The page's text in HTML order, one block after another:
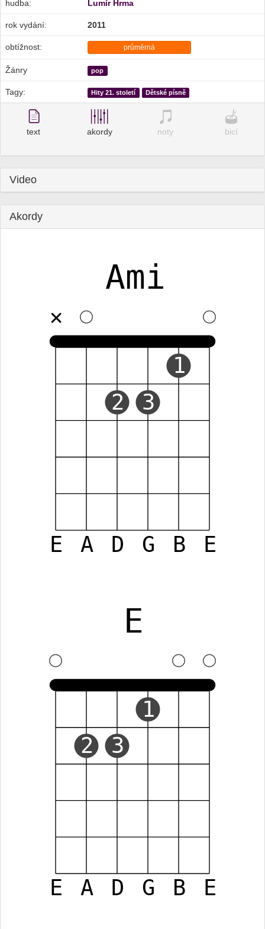
hudba: Lumír Hrma
rok vydání: 2011
obtížnost: průměrná
Žánry pop
Tagy: Hity 21. století Dětské písně
text akordy noty bicí
Video
Akordy
Ami
E A D G B E
✕
2 3
1
E
E A D G B E
2 3
1